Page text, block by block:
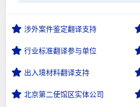
涉外案件鉴定翻译支持
行业标准翻译参与单位
出入境材料翻译支持
北京第二使馆区实体公司